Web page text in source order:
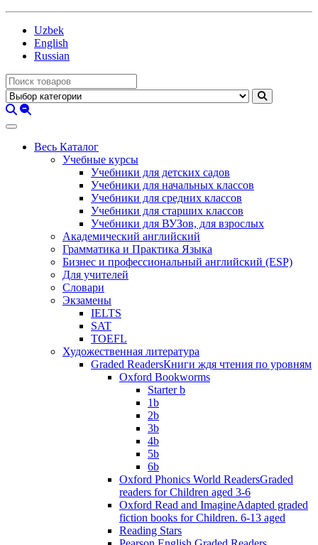
Uzbek
English
Russian
Весь Каталог
Учебные курсы
Учебники для детских садов
Учебники для начальных классов
Учебники для средних классов
Учебники для старших классов
Учебники для ВУЗов, для взрослых
Академический английский
Грамматика и Практика Языка
Бизнес и профессиональный английский (ESP)
Для учителей
Словари
Экзамены
IELTS
SAT
TOEFL
Художественная литература
Graded ReadersКниги ждя чтения по уровням
Oxford Bookworms
Starter b
1b
2b
3b
4b
5b
6b
Oxford Phonics World ReadersGraded
readers for Children aged 3-6
Oxford Read and ImagineAdapted graded
fiction books for Children. 6-13 aged
Reading Stars